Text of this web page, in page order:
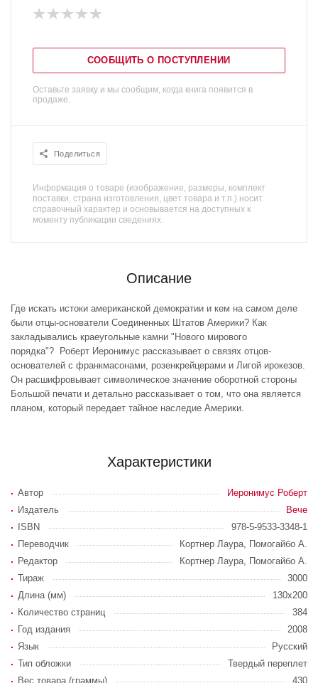
СООБЩИТЬ О ПОСТУПЛЕНИИ
Оставьте заявку и мы сообщим, когда книга появится в
продаже.
Поделиться
Информация о товаре (изображение, размеры, комплект
поставки, страна изготовления, цвет товара и т.п.) носит
справочный характер и основывается на доступных к
моменту публикации сведениях.
Описание
Где искать истоки американской демократии и кем на самом деле
были отцы-основатели Соединенных Штатов Америки? Как
закладывались краеугольные камни "Нового мирового
порядка"? Роберт Иеронимус рассказывает о связях отцов-
основателей с франкмасонами, розенкрейцерами и Лигой ирокезов.
Он расшифровывает символическое значение оборотной стороны
Большой печати и детально рассказывает о том, что она является
планом, который передает тайное наследие Америки.
Характеристики
Автор
Иеронимус Роберт
Издатель
Вече
ISBN
978-5-9533-3348-1
Переводчик
Кортнер Лаура, Помогайбо А.
Редактор
Кортнер Лаура, Помогайбо А.
Тираж
3000
Длина (мм)
130x200
Количество страниц
384
Год издания
2008
Язык
Русский
Тип обложки
Твердый переплет
Вес товара (граммы)
430